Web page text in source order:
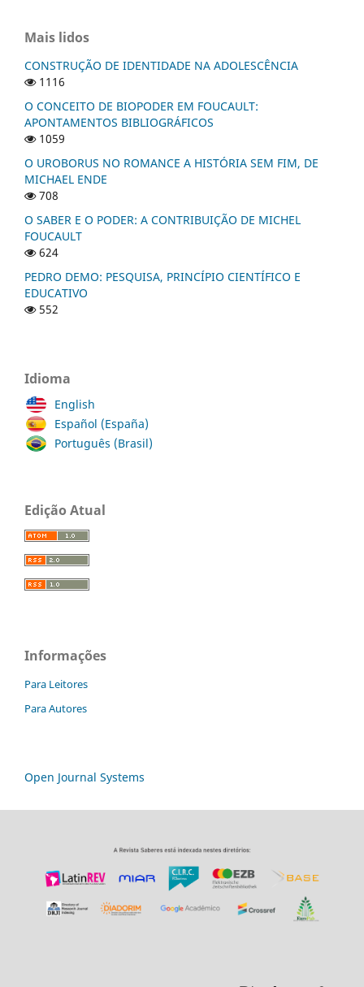
Mais lidos
CONSTRUÇÃO DE IDENTIDADE NA ADOLESCÊNCIA
1116
O CONCEITO DE BIOPODER EM FOUCAULT:
APONTAMENTOS BIBLIOGRÁFICOS
1059
O UROBORUS NO ROMANCE A HISTÓRIA SEM FIM, DE
MICHAEL ENDE
708
O SABER E O PODER: A CONTRIBUIÇÃO DE MICHEL
FOUCAULT
624
PEDRO DEMO: PESQUISA, PRINCÍPIO CIENTÍFICO E
EDUCATIVO
552
Idioma
English
Español (España)
Português (Brasil)
Edição Atual
Informações
Para Leitores
Para Autores
Open Journal Systems